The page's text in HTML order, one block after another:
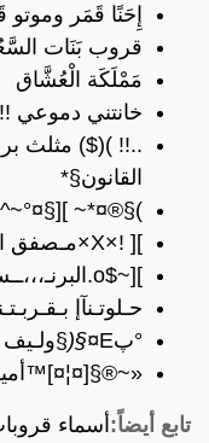
إِحَنًا قَمَر وموتو
قروب بَنَات
مَمْلَكَة الْعُشَّاق
خانتني دموعي !!
..!! )($) مثلث
القانون§*
)§®¤*~
][ !×X×مـصفق البـنات×X×!
][~$o.البرنـ،،،ــس.o$~]
حـلوتـنآإ
°پE
¤§(
تابع أيضاً:أسماء قروبات